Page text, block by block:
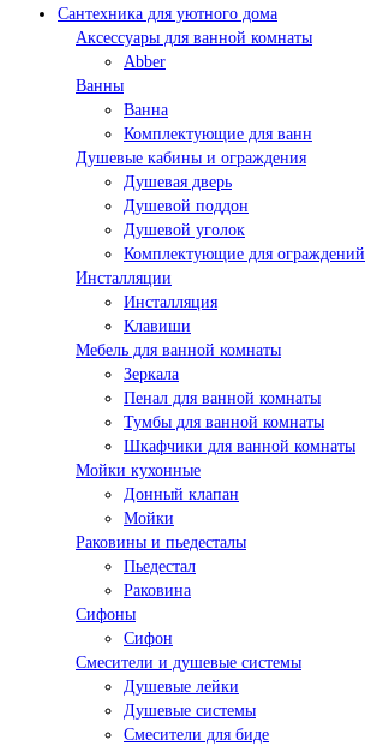
Сантехника для уютного дома
Аксессуары для ванной комнаты
Abber
Ванны
Ванна
Комплектующие для ванн
Душевые кабины и ограждения
Душевая дверь
Душевой поддон
Душевой уголок
Комплектующие для ограждений
Инсталляции
Инсталляция
Клавиши
Мебель для ванной комнаты
Зеркала
Пенал для ванной комнаты
Тумбы для ванной комнаты
Шкафчики для ванной комнаты
Мойки кухонные
Донный клапан
Мойки
Раковины и пьедесталы
Пьедестал
Раковина
Сифоны
Сифон
Смесители и душевые системы
Душевые лейки
Душевые системы
Смесители для биде